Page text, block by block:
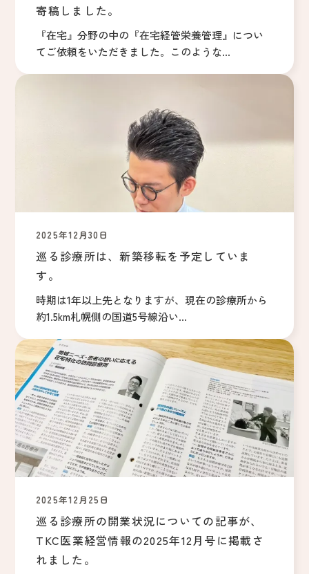
寄稿しました。
『在宅』分野の中の『在宅経管栄養管理』につい
てご依頼をいただきました。このような...
2025年12月30日
巡る診療所は、新築移転を予定していま
す。
時期は1年以上先となりますが、現在の診療所から
約1.5km札幌側の国道5号線沿い...
2025年12月25日
巡る診療所の開業状況についての記事が、
TKC医業経営情報の2025年12月号に掲載さ
れました。